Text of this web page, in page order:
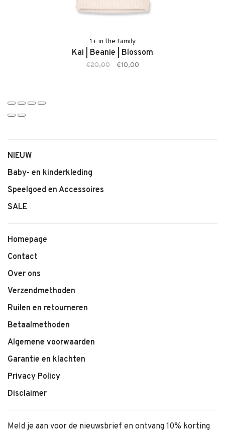
• Zachte, comfortabele stof
• Praktische sluiting
• Geschikt voor baby’s en jonge kinderen
1+ in the family
Kai | Beanie | Blossom
€20,00 €10,00
NIEUW
Baby- en kinderkleding
Speelgoed en Accessoires
SALE
Homepage
Contact
Over ons
Verzendmethoden
Ruilen en retourneren
Betaalmethoden
Algemene voorwaarden
Garantie en klachten
Privacy Policy
Disclaimer
Meld je aan voor de nieuwsbrief en ontvang 10% korting